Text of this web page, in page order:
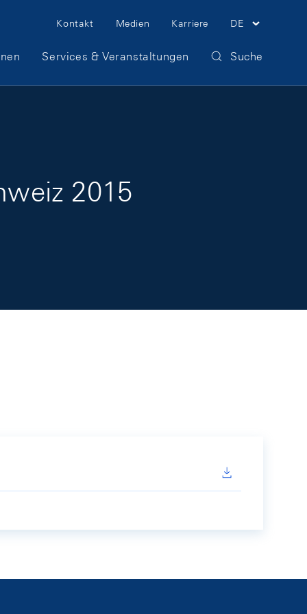
Meta Navigation
Kontakt Medien Karriere DE
Services & Veranstaltungen Suche
2015